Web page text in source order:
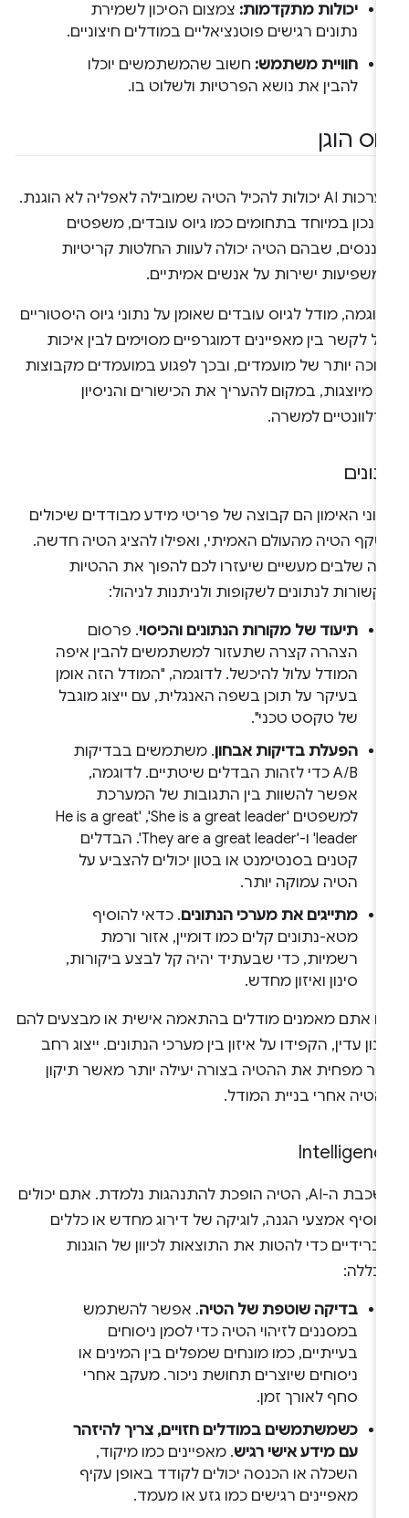
יכולות מתקדמות:צמצום הסיכון לשמירת
נתונים רגישים פוטנציאליים במודלים חיצוניים.
חוויית משתמש:חשוב שהמשתמשים יוכלו
להבין את נושא הפרטיות ולשלוט בו.
הוגן
מערכות AI יכולות להכיל הטיה שמובילה לאפליה לא הוגנת.
נכון במיוחד בתחומים כמו גיוס עובדים, משפטים
שבהם הטיה יכולה לעוות החלטות קריטיות
ישירות על אנשים אמיתיים.
מודל לגיוס עובדים שאומן על נתוני גיוס היסטוריים
לקשר בין מאפיינים דמוגרפיים מסוימים לבין איכות
יותר של מועמדים, ובכך לפגוע במועמדים מקבוצות
מיוצגות, במקום להעריך את הכישורים והניסיון
למשרה.
האימון הם קבוצה של פריטי מידע מבודדים שיכולים
הטיה מהעולם האמיתי, ואפילו להציג הטיה חדשה.
שלבים מעשיים שיעזרו לכם להפוך את ההטיות
לנתונים לשקופות ולניתנות לניהול:
תיעוד של מקורות הנתונים והכיסוי. פרסום
הצהרה קצרה שתעזור למשתמשים להבין איפה
המודל עלול להיכשל. לדוגמה, "המודל הזה אומן
בעיקר על תוכן בשפה האנגלית, עם ייצוג מוגבל
של טקסט טכני".
הפעלת בדיקות אבחון. משתמשים בבדיקות
A/B כדי לזהות הבדלים שיטתיים. לדוגמה,
אפשר להשוות בין התגובות של המערכת
למשפטים 'She is a great leader',‏ 'He is a great
leader' ו-'They are a great leader'. הבדלים
קטנים בסנטימנט או בטון יכולים להצביע על
הטיה עמוקה יותר.
מתייגים את מערכי הנתונים. כדאי להוסיף
מטא-נתונים קלים כמו דומיין, אזור ורמת
רשמיות, כדי שבעתיד יהיה קל לבצע ביקורות,
סינון ואיזון מחדש.
אתם מאמנים מודלים בהתאמה אישית או מבצעים להם
עדין, הקפידו על איזון בין מערכי הנתונים. ייצוג רחב
מפחית את ההטיה בצורה יעילה יותר מאשר תיקון
אחרי בניית המודל.
בשכבת ה-AI, הטיה הופכת להתנהגות נלמדת. אתם יכולים
אמצעי הגנה, לוגיקה של דירוג מחדש או כללים
כדי להטות את התוצאות לכיוון של הוגנות
בדיקה שוטפת של הטיה. אפשר להשתמש
במסננים לזיהוי הטיה כדי לסמן ניסוחים
בעייתיים, כמו מונחים שמפלים בין המינים או
ניסוחים שיוצרים תחושת ניכור. מעקב אחרי
סחף לאורך זמן.
כשמשתמשים במודלים חזויים, צריך להיזהר
עם מידע אישי רגיש. מאפיינים כמו מיקוד,
השכלה או הכנסה יכולים לקודד באופן עקיף
מאפיינים רגישים כמו גזע או מעמד.